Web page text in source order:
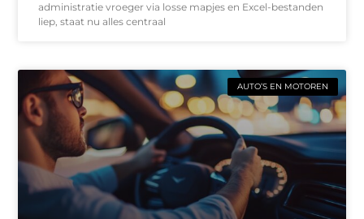
administratie vroeger via losse mapjes en Excel-bestanden
liep, staat nu alles centraal
AUTO’S EN MOTOREN